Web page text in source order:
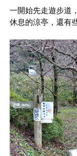
一開始先走遊步道
休息的涼亭，還有